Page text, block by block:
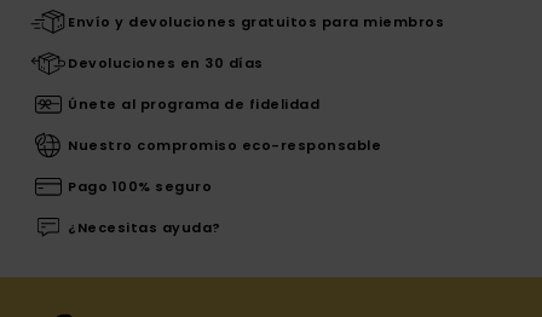
Envío y devoluciones gratuitos para miembros
Devoluciones en 30 días
Únete al programa de fidelidad
Nuestro compromiso eco-responsable
Pago 100% seguro
¿Necesitas ayuda?